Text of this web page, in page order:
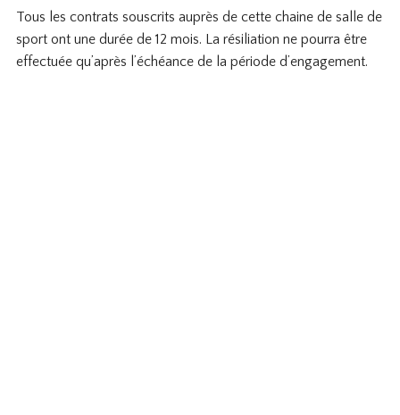
Tous les contrats souscrits auprès de cette chaine de salle de
sport ont une durée de 12 mois. La résiliation ne pourra être
effectuée qu’après l’échéance de la période d’engagement.